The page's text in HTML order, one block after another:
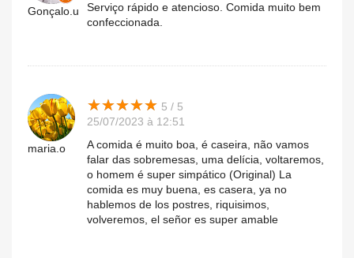
Gonçalo.u
Serviço rápido e atencioso. Comida muito bem
confeccionada.
maria.o
★★★★★
★★★★★ 5 / 5
25/07/2023 à 12:51
A comida é muito boa, é caseira, não vamos
falar das sobremesas, uma delícia, voltaremos,
o homem é super simpático (Original) La
comida es muy buena, es casera, ya no
hablemos de los postres, riquisimos,
volveremos, el señor es super amable